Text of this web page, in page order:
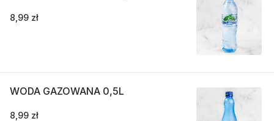
8,99 zł
WODA GAZOWANA 0,5L
8,99 zł